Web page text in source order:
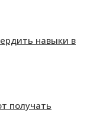
навыки в
получать